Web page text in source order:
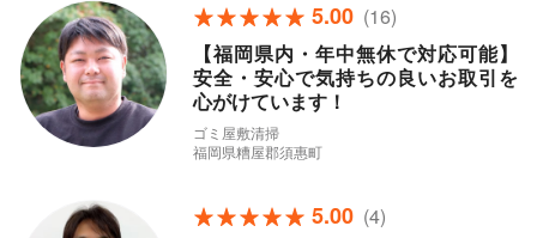
5.00 (16)
【福岡県内・年中無休で対応可能】
安全・安心で気持ちの良いお取引を
心がけています！
ゴミ屋敷清掃
福岡県糟屋郡須惠町
5.00 (4)